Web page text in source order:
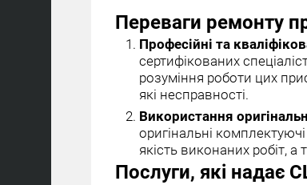
Переваги ремонту
Професійні та
сертифікованих
розуміння роботи цих
які несправності.
Використання
оригінальні
якість виконаних робіт,
Послуги, які надає